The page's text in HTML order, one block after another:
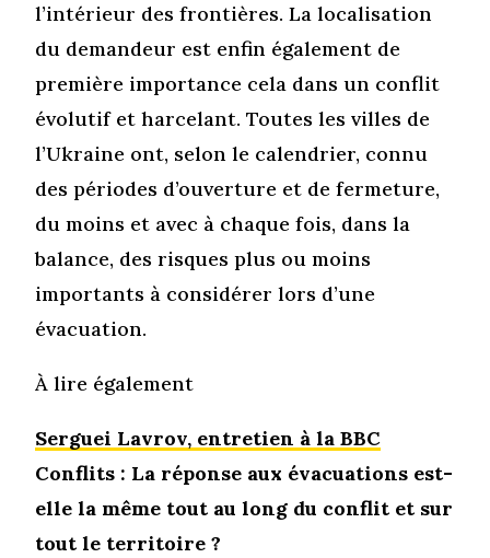
l’intérieur des frontières. La localisation
du demandeur est enfin également de
première importance cela dans un conflit
évolutif et harcelant. Toutes les villes de
l’Ukraine ont, selon le calendrier, connu
des périodes d’ouverture et de fermeture,
du moins et avec à chaque fois, dans la
balance, des risques plus ou moins
importants à considérer lors d’une
évacuation.
À lire également
Serguei Lavrov, entretien à la BBC
Conflits : La réponse aux évacuations est-
elle la même tout au long du conflit et sur
tout le territoire ?